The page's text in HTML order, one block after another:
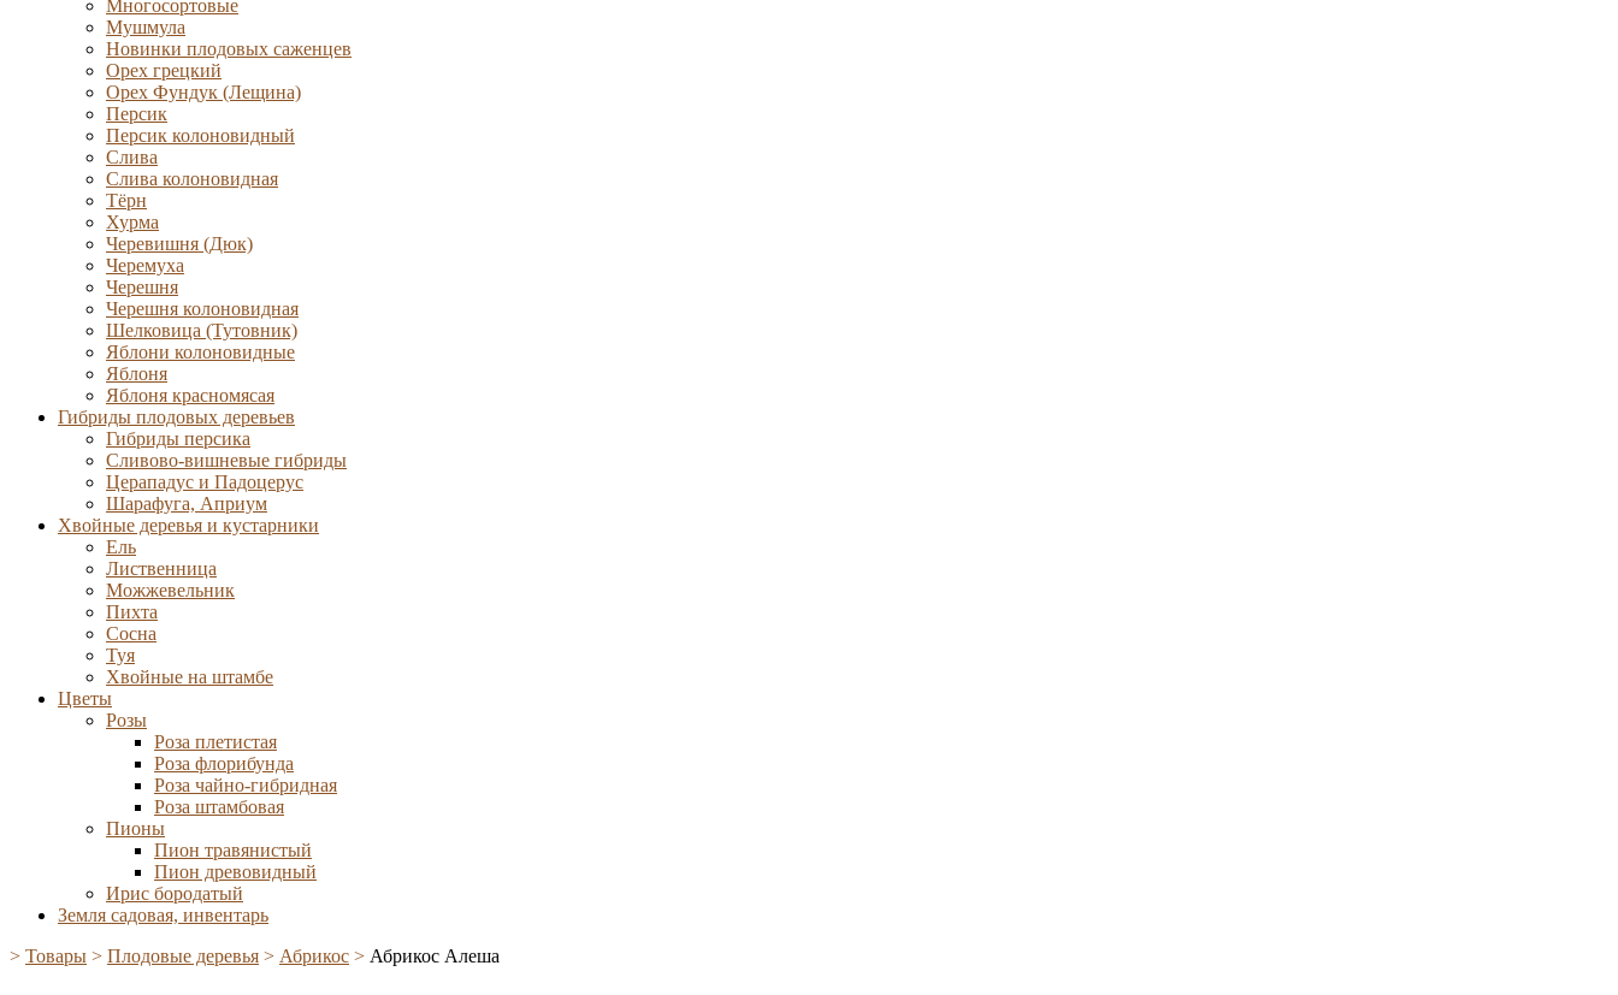
Многосортовые
Мушмула
Новинки плодовых саженцев
Орех грецкий
Орех Фундук (Лещина)
Персик
Персик колоновидный
Слива
Слива колоновидная
Тёрн
Хурма
Черевишня (Дюк)
Черемуха
Черешня
Черешня колоновидная
Шелковица (Тутовник)
Яблони колоновидные
Яблоня
Яблоня красномясая
Гибриды плодовых деревьев
Гибриды персика
Сливово-вишневые гибриды
Церападус и Падоцерус
Шарафуга, Априум
Хвойные деревья и кустарники
Ель
Лиственница
Можжевельник
Пихта
Сосна
Туя
Хвойные на штамбе
Цветы
Розы
Роза плетистая
Роза флорибунда
Роза чайно-гибридная
Роза штамбовая
Пионы
Пион травянистый
Пион древовидный
Ирис бородатый
Земля садовая, инвентарь
> Товары > Плодовые деревья > Абрикос > Абрикос Алеша